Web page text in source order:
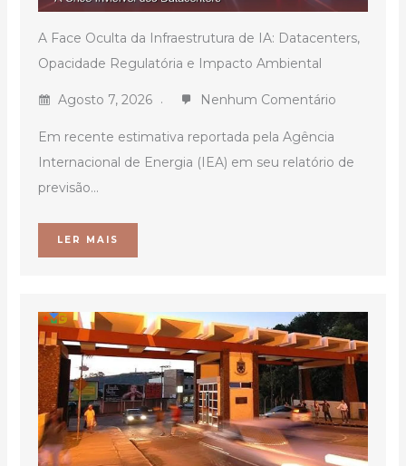
A Face Oculta da Infraestrutura de IA: Datacenters,
Opacidade Regulatória e Impacto Ambiental
Agosto 7, 2026 Nenhum Comentário
Em recente estimativa reportada pela Agência
Internacional de Energia (IEA) em seu relatório de
previsão...
LER MAIS